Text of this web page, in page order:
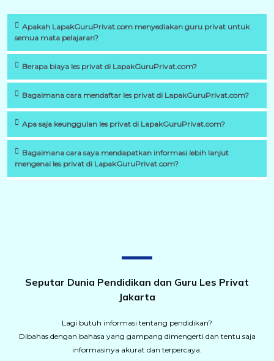
Apakah LapakGuruPrivat.com menyediakan guru privat untuk
semua mata pelajaran?
Berapa biaya les privat di LapakGuruPrivat.com?
Bagaimana cara mendaftar les privat di LapakGuruPrivat.com?
Apa saja keunggulan les privat di LapakGuruPrivat.com?
Bagaimana cara saya mendapatkan informasi lebih lanjut
mengenai les privat di LapakGuruPrivat.com?
Seputar Dunia Pendidikan dan Guru Les Privat
Jakarta
Lagi butuh informasi tentang pendidikan?
Dibahas dengan bahasa yang gampang dimengerti dan tentu saja
informasinya akurat dan terpercaya.